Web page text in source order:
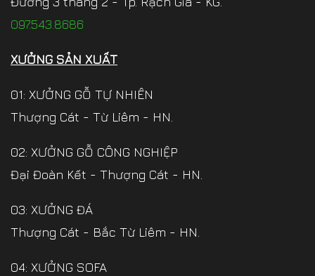
097.543.8686
XƯỞNG SẢN XUẤT
01: XƯỞNG GỖ TỰ NHIÊN
Thượng Cát - Từ Liêm - HN.
02: XƯỞNG GỖ CÔNG NGHIỆP
Đại Đoàn Kết - Thượng Cát - HN.
03: XƯỞNG ĐÁ
Thượng Cát - Bắc Từ Liêm - HN.
04: XƯỞNG SOFA